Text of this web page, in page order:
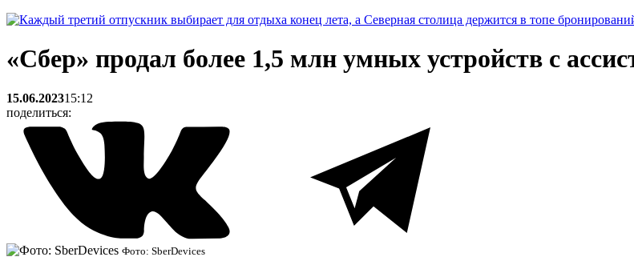
«Сбер» продал более 1,5 млн умных устройств с
15.06.202315:12
поделиться:
Фото: SberDevices